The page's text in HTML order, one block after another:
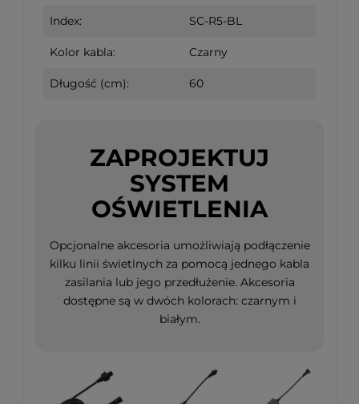
Index: SC-R5-BL
Kolor kabla: Czarny
Długość (cm): 60
ZAPROJEKTUJ
SYSTEM
OŚWIETLENIA
Opcjonalne akcesoria umożliwiają podłączenie
kilku linii świetlnych za pomocą jednego kabla
zasilania lub jego przedłużenie. Akcesoria
dostępne są w dwóch kolorach: czarnym i
białym.